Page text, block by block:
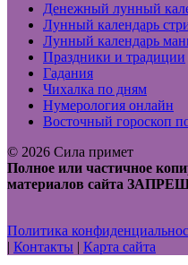
Денежный лунный
Лунный календарь
Лунный календарь
Праздники и традиции
Гадания
Чихалка по дням
Нумерология онлайн
Восточный гороскоп
© 2026 Сила примет
Полное или частичное
материалов сайта
Политика
| Контакты | Карта сайта